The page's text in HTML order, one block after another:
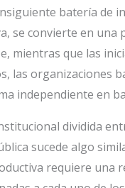
batería de
se convierte en
mientras que las
las organizaciones
independiente en
dividida
sucede algo
requiere una